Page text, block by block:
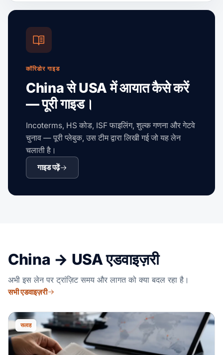
कॉरिडोर गाइड
China से USA में आयात कैसे करें
— पूरी गाइड।
Incoterms, HS कोड, ISF फाइलिंग, शुल्क गणना और गेटवे
चुनाव — पूरी प्लेबुक, उस टीम द्वारा लिखी गई जो यह लेन
चलाती है।
गाइड पढ़ें
China → USA एडवाइज़री
अभी इस लेन पर ट्रांज़िट समय और लागत को क्या बदल रहा है।
सभी एडवाइज़री
सलाह